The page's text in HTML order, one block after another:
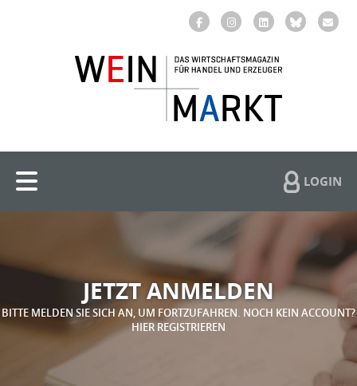
LOGIN
JETZT ANMELDEN
BITTE MELDEN SIE SICH AN, UM FORTZUFAHREN. NOCH KEIN ACCOUNT?
HIER REGISTRIEREN